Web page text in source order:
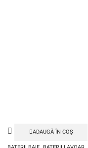
ADAUGĂ ÎN COȘ
, ,